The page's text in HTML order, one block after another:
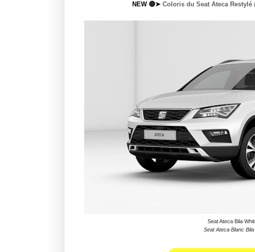
NEW 🔴➤ Coloris du Seat Ateca Restylé
Seat Ateca Bila
Seat Ateca Blanc